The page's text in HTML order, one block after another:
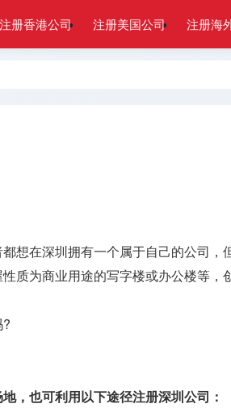
注册香港公司 注册美国公司 注册海
想在深圳拥有一个属于自己的公司
质为商业用途的写字楼或办公楼等，
，也可利用以下途径注册深圳公司：